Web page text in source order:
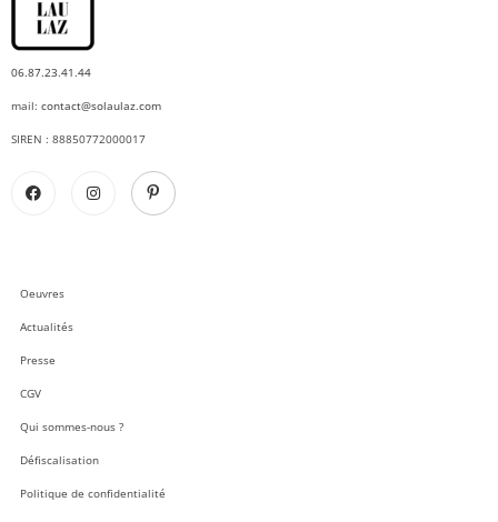
06.87.23.41.44
mail: contact@solaulaz.com
SIREN : 88850772000017
Oeuvres
Actualités
Presse
CGV
Qui sommes-nous ?
Défiscalisation
Politique de confidentialité